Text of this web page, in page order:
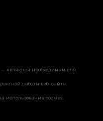
— являются необходимым для
работы веб-сайта.
использование cookies.